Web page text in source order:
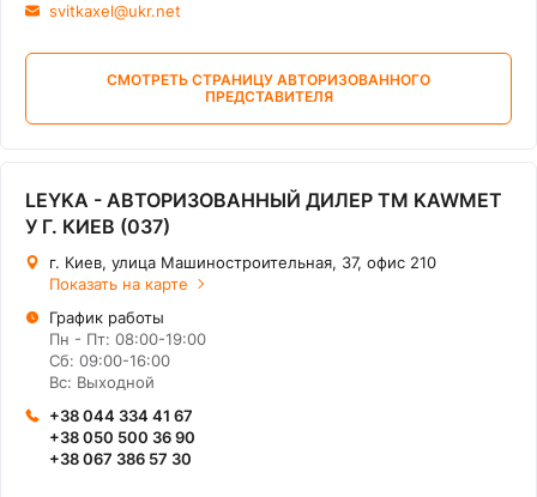
svitkaxel@ukr.net
СМОТРЕТЬ СТРАНИЦУ АВТОРИЗОВАННОГО
ПРЕДСТАВИТЕЛЯ
LEYKA - АВТОРИЗОВАННЫЙ ДИЛЕР ТМ KAWMET
У Г. КИЕВ (037)
г. Киев, улица Машиностроительная, 37, офис 210
Показать на карте
График работы
Пн - Пт: 08:00-19:00
Сб: 09:00-16:00
Вс: Выходной
+38 044 334 41 67
+38 050 500 36 90
+38 067 386 57 30